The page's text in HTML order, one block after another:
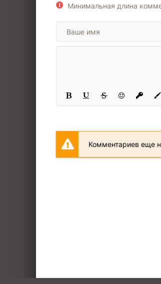
19
20
25
27
Минимальная длина
Комментариев еще